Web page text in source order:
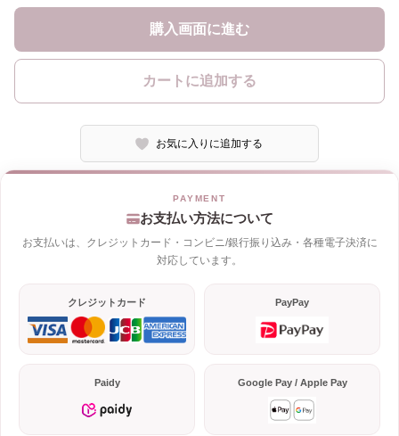
購入画面に進む
カートに追加する
お気に入りに追加する
お支払い方法について
お支払いは、クレジットカード・コンビニ/銀行振り込み・各種電子決済に
対応しています。
クレジットカード PayPay
Paidy Google Pay / Apple Pay